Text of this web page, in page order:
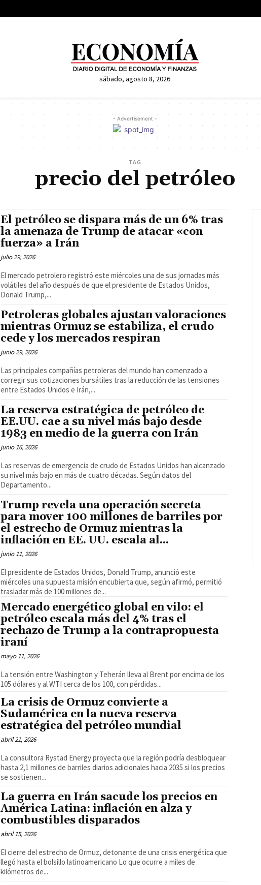
sábado, agosto 8, 2026
- Advertisement -
TAG
precio del petróleo
El petróleo se dispara más de un 6% tras
la amenaza de Trump de atacar «con
fuerza» a Irán
julio 29, 2026
El mercado petrolero registró este miércoles una de sus jornadas más
volátiles del año después de que el presidente de Estados Unidos,
Donald Trump,...
Petroleras globales ajustan valoraciones
mientras Ormuz se estabiliza, el crudo
cede y los mercados respiran
junio 29, 2026
Las principales compañías petroleras del mundo han comenzado a
corregir sus cotizaciones bursátiles tras la reducción de las tensiones
entre Estados Unidos e Irán,...
La reserva estratégica de petróleo de
EE.UU. cae a su nivel más bajo desde
1983 en medio de la guerra con Irán
junio 16, 2026
Las reservas de emergencia de crudo de Estados Unidos han alcanzado
su nivel más bajo en más de cuatro décadas. Según datos del
Departamento...
Trump revela una operación secreta
para mover 100 millones de barriles por
el estrecho de Ormuz mientras la
inflación en EE. UU. escala al...
junio 11, 2026
El presidente de Estados Unidos, Donald Trump, anunció este
miércoles una supuesta misión encubierta que, según afirmó, permitió
trasladar más de 100 millones de...
Mercado energético global en vilo: el
petróleo escala más del 4% tras el
rechazo de Trump a la contrapropuesta
iraní
mayo 11, 2026
La tensión entre Washington y Teherán lleva al Brent por encima de los
105 dólares y al WTI cerca de los 100, con pérdidas...
La crisis de Ormuz convierte a
Sudamérica en la nueva reserva
estratégica del petróleo mundial
abril 21, 2026
La consultora Rystad Energy proyecta que la región podría desbloquear
hasta 2,1 millones de barriles diarios adicionales hacia 2035 si los precios
se sostienen...
La guerra en Irán sacude los precios en
América Latina: inflación en alza y
combustibles disparados
abril 15, 2026
El cierre del estrecho de Ormuz, detonante de una crisis energética que
llegó hasta el bolsillo latinoamericano Lo que ocurre a miles de
kilómetros de...